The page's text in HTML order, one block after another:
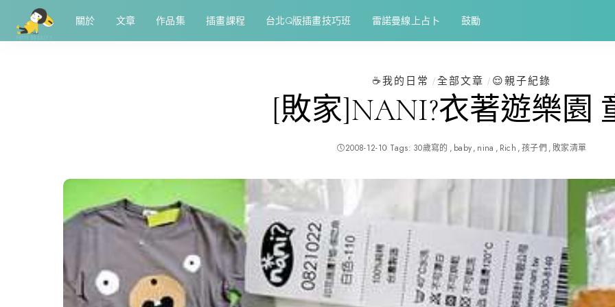
關於 文章 作品集 插畫課程 台北Q版插畫技巧班 雷諾曼線上占卜 鼓勵
☕️我的日常 全部文章 😌親子紀錄
[敗家]NANI?衣著遊樂園
2008-12-10 Tags: 30歲寫的 baby nina Rich 孩子們 敗家清單